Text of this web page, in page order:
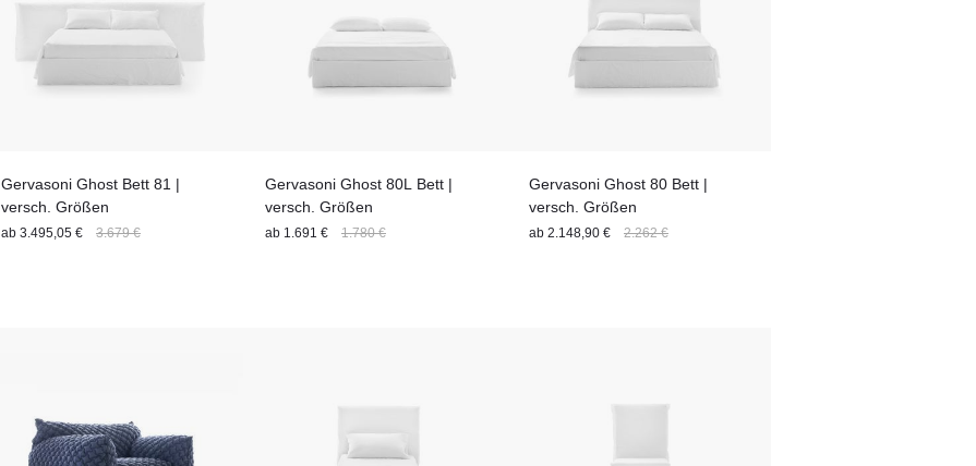
Gervasoni Ghost Bett 81 |
versch. Größen
ab 3.495,05 € 3.679 €
Gervasoni Ghost 80L Bett |
versch. Größen
ab 1.691 € 1.780 €
Gervasoni Ghost 80 Bett |
versch. Größen
ab 2.148,90 € 2.262 €